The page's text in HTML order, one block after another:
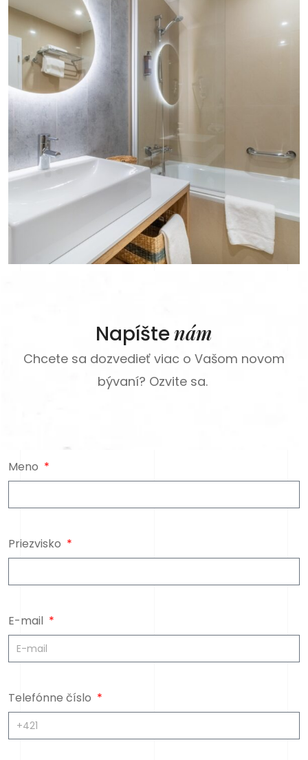
Napíštenám
Chcete sa dozvedieť viac o Vašom novom
bývaní? Ozvite sa.
Meno
Priezvisko
E-mail
Telefónne číslo